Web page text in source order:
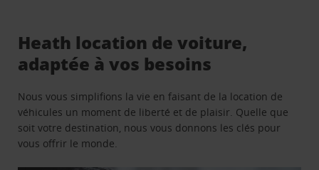
Heath location de voiture,
adaptée à vos besoins
Nous vous simplifions la vie en faisant de la location de
véhicules un moment de liberté et de plaisir. Quelle que
soit votre destination, nous vous donnons les clés pour
vous offrir le monde.